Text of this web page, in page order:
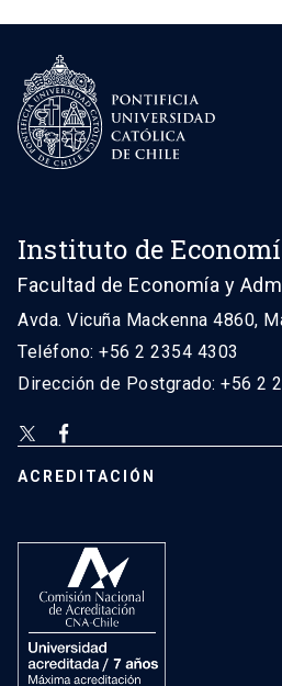
Instituto de
Facultad de Economía y
Avda. Vicuña Mackenna 4860,
Teléfono: +56 2 2354 4303
Dirección de Postgrado: +56 2
ACREDITACIÓN